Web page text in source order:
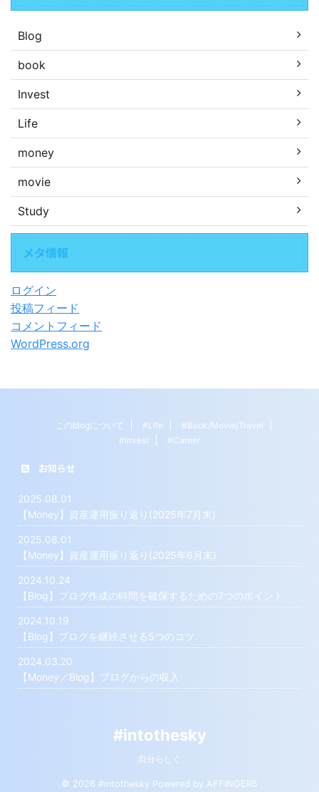
Blog
book
Invest
Life
money
movie
Study
メタ情報
ログイン
投稿フィード
コメントフィード
WordPress.org
このblogについて #Life
#Book/Movie/Travel
#Invest
#Career
お知らせ
2025.08.01
【Money】資産運用振り返り(2025年7月末)
2025.08.01
【Money】資産運用振り返り(2025年6月末)
2024.10.24
【Blog】ブログ作成の時間を確保するための7つのポイント
2024.10.19
【Blog】ブログを継続させる5つのコツ
2024.03.20
【Money／Blog】ブログからの収入
#intothesky
自分らしく
© 2026 #intothesky Powered by AFFINGER5